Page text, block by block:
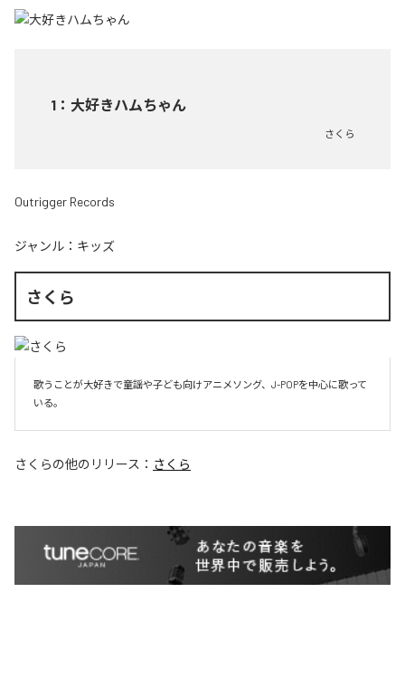
1 ： 大好きハムちゃん
さくら
Outrigger Records
ジャンル： キッズ
さくら
歌うことが大好きで童謡や子ども向けアニメソング、J-POPを中心に歌って
いる。
さくらの他のリリース： さくら